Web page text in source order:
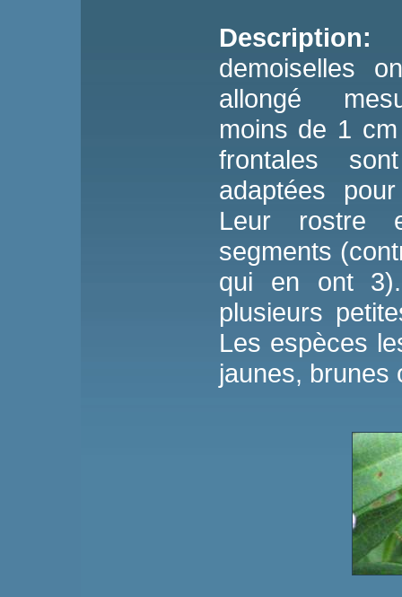
Description:
demoiselles
allongé
moins de 1
frontales
adaptées
Leur rostre
segments
qui en ont
plusieurs
Les espèces
jaunes, brunes